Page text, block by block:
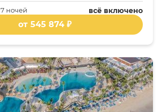
всё включено
7 ночей
от 545 874 ₽